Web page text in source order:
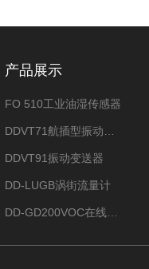
产品展示
FO 510工业油湿传感器
DDVT91振动变送器
DD-LUGB涡街流量计